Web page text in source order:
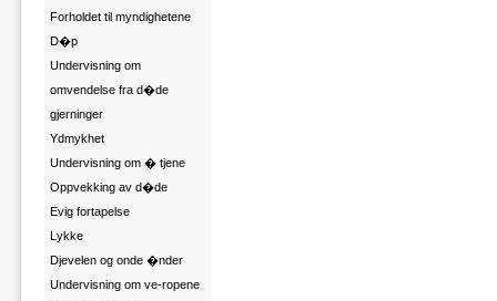
Forholdet til myndighetene
D�p
Undervisning om
omvendelse fra d�de
gjerninger
Ydmykhet
Undervisning om � tjene
Oppvekking av d�de
Evig fortapelse
Lykke
Djevelen og onde �nder
Undervisning om ve-ropene